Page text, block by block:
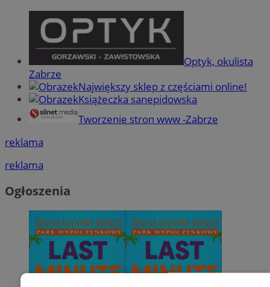
Optyk, okulista
Zabrze
Największy sklep z częściami online!
Książeczka sanepidowska
Tworzenie stron www -Zabrze
reklama
reklama
Ogłoszenia